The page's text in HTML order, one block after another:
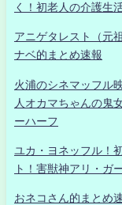
く！初老人の介護生
アニゲタレスト（元
ナベ的まとめ速報
火浦のシネマッフル
人オカマちゃんの鬼
ーハーフ
ユカ・ヨネッフル！
ト！害獣神アリ・ガ
おネコさん的まとめ